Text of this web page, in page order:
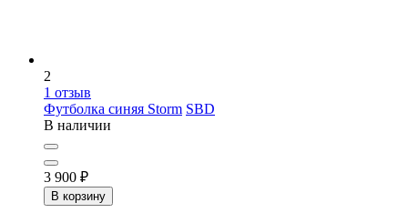
2
1 отзыв
Футболка синяя Storm SBD
В наличии
3 900 ₽
В корзину